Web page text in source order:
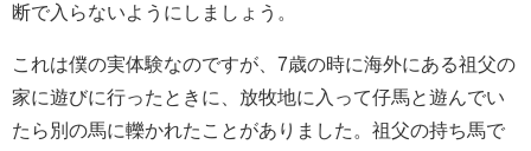
断で入らないようにしましょう。
これは僕の実体験なのですが、7歳の時に海外にある祖父の
家に遊びに行ったときに、放牧地に入って仔馬と遊んでい
たら別の馬に轢かれたことがありました。祖父の持ち馬で